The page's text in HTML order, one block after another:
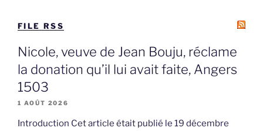
FILE RSS
Nicole, veuve de Jean Bouju, réclame
la donation qu’il lui avait faite, Angers
1503
1 AOÛT 2026
Introduction Cet article était publié le 19 décembre